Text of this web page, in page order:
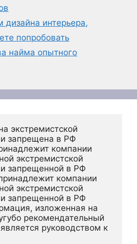
интерьера,
попробовать
найма опытного
экстремистской
и запрещена в РФ
компании
экстремистской
и запрещенной в РФ
компании
экстремистской
и запрещенной в РФ
изложенная на
рекомендательный
руководством к